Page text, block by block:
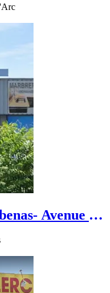
Avenue de